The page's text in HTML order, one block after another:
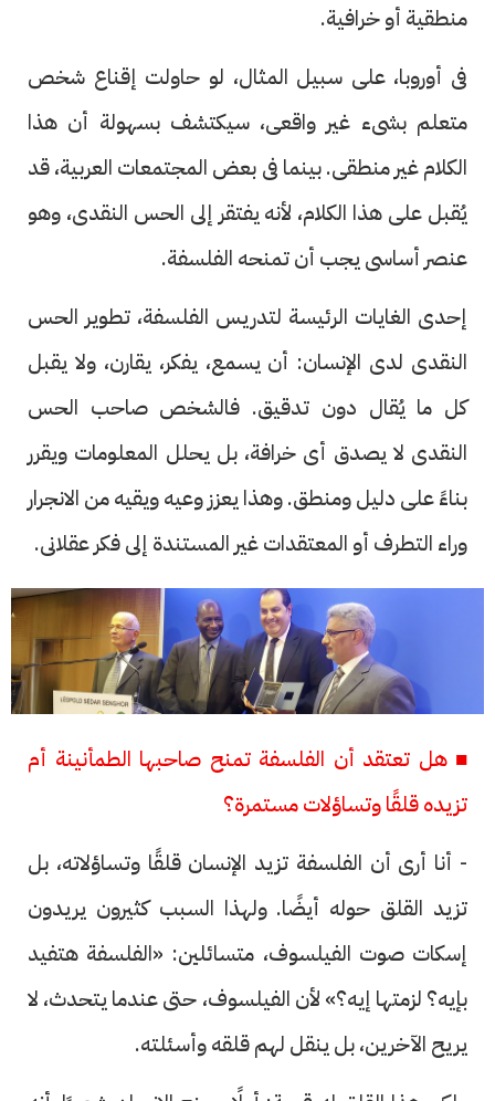
منطقية أو خرافية.
فى أوروبا، على سبيل المثال، لو حاولت إقناع شخص
متعلم بشىء غير واقعى، سيكتشف بسهولة أن هذا
الكلام غير منطقى. بينما فى بعض المجتمعات العربية، قد
يُقبل على هذا الكلام، لأنه يفتقر إلى الحس النقدى، وهو
عنصر أساسى يجب أن تمنحه الفلسفة.
إحدى الغايات الرئيسة لتدريس الفلسفة، تطوير الحس
النقدى لدى الإنسان: أن يسمع، يفكر، يقارن، ولا يقبل
كل ما يُقال دون تدقيق. فالشخص صاحب الحس
النقدى لا يصدق أى خرافة، بل يحلل المعلومات ويقرر
بناءً على دليل ومنطق. وهذا يعزز وعيه ويقيه من الانجرار
وراء التطرف أو المعتقدات غير المستندة إلى فكر عقلانى.
■ هل تعتقد أن الفلسفة تمنح صاحبها الطمأنينة أم
تزيده قلقًا وتساؤلات مستمرة؟
- أنا أرى أن الفلسفة تزيد الإنسان قلقًا وتساؤلاته، بل
تزيد القلق حوله أيضًا. ولهذا السبب كثيرون يريدون
إسكات صوت الفيلسوف، متسائلين: «الفلسفة هتفيد
بإيه؟ لزمتها إيه؟» لأن الفيلسوف، حتى عندما يتحدث، لا
يريح الآخرين، بل ينقل لهم قلقه وأسئلته.